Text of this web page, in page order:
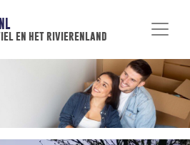
en het rivierenland